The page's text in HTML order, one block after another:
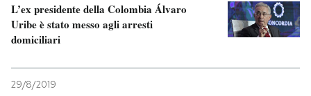
L’ex presidente della Colombia Álvaro
Uribe è stato messo agli arresti
domiciliari
29/8/2019